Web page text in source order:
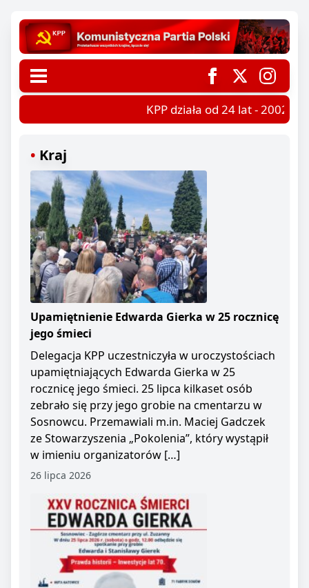
KPP działa od 24 lat - 2002-
Kraj
Upamiętnienie Edwarda Gierka w 25 rocznicę
jego śmieci
Delegacja KPP uczestniczyła w uroczystościach
upamiętniających Edwarda Gierka w 25
rocznicę jego śmieci. 25 lipca kilkaset osób
zebrało się przy jego grobie na cmentarzu w
Sosnowcu. Przemawiali m.in. Maciej Gadczek
ze Stowarzyszenia „Pokolenia”, który wystąpił
w imieniu organizatorów […]
26 lipca 2026